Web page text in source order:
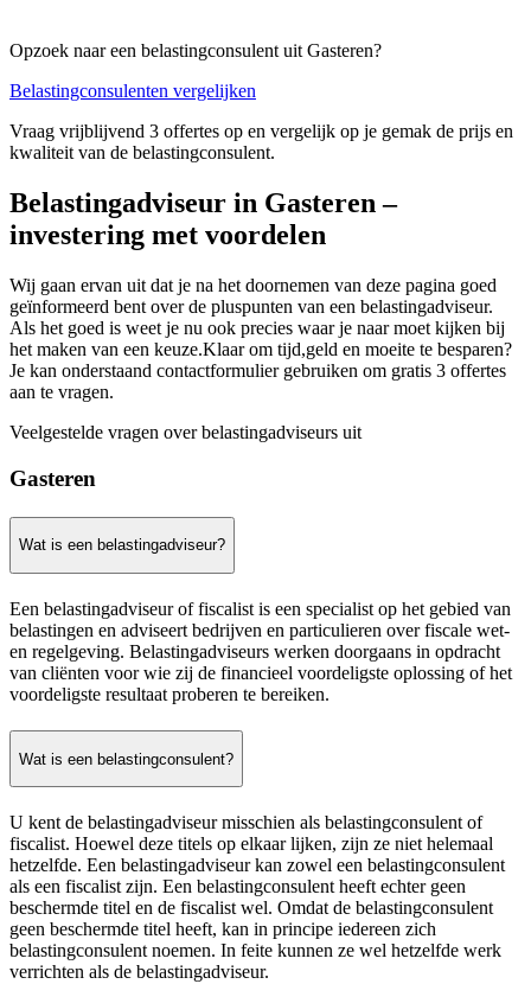
Opzoek naar een belastingconsulent uit Gasteren?
Belastingconsulenten vergelijken
Vraag vrijblijvend 3 offertes op en vergelijk op je gemak de prijs en
kwaliteit van de belastingconsulent.
Belastingadviseur in Gasteren –
investering met voordelen
Wij gaan ervan uit dat je na het doornemen van deze pagina goed
geïnformeerd bent over de pluspunten van een belastingadviseur.
Als het goed is weet je nu ook precies waar je naar moet kijken bij
het maken van een keuze.Klaar om tijd,geld en moeite te besparen?
Je kan onderstaand contactformulier gebruiken om gratis 3 offertes
aan te vragen.
Veelgestelde vragen over belastingadviseurs uit
Gasteren
Wat is een belastingadviseur?
Een belastingadviseur of fiscalist is een specialist op het gebied van
belastingen en adviseert bedrijven en particulieren over fiscale wet-
en regelgeving. Belastingadviseurs werken doorgaans in opdracht
van cliënten voor wie zij de financieel voordeligste oplossing of het
voordeligste resultaat proberen te bereiken.
Wat is een belastingconsulent?
U kent de belastingadviseur misschien als belastingconsulent of
fiscalist. Hoewel deze titels op elkaar lijken, zijn ze niet helemaal
hetzelfde. Een belastingadviseur kan zowel een belastingconsulent
als een fiscalist zijn. Een belastingconsulent heeft echter geen
beschermde titel en de fiscalist wel. Omdat de belastingconsulent
geen beschermde titel heeft, kan in principe iedereen zich
belastingconsulent noemen. In feite kunnen ze wel hetzelfde werk
verrichten als de belastingadviseur.